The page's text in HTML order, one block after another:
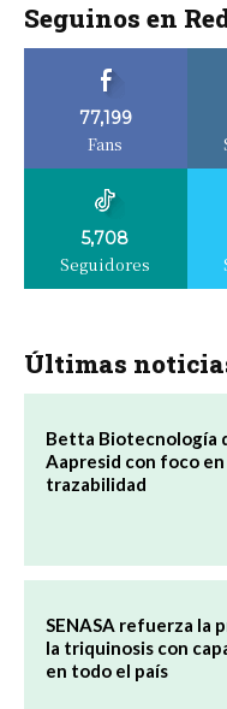
Seguinos en
77,199
Fans
5,708
Seguidores
Últimas
Betta Biotecnología
Aapresid con foco
trazabilidad
SENASA refuerza la
la triquinosis con
en todo el país